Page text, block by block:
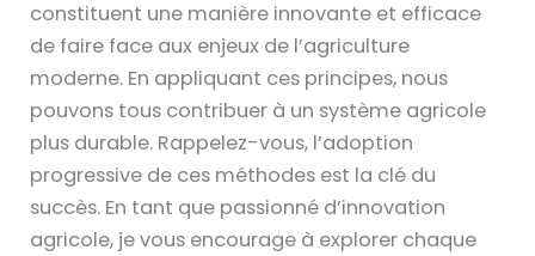
constituent une manière innovante et efficace
de faire face aux enjeux de l’agriculture
moderne. En appliquant ces principes, nous
pouvons tous contribuer à un système agricole
plus durable. Rappelez-vous, l’adoption
progressive de ces méthodes est la clé du
succès. En tant que passionné d’innovation
agricole, je vous encourage à explorer chaque